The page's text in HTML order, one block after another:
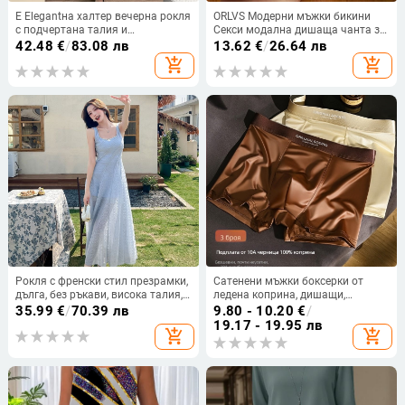
Е Elegantна халтер вечерна рокля
с подчертана талия и
прикриване на корема, дълга
рокля стил русалка за формални
събития
42.48 €/83.08 лв
add_shopping_cart
ORLVS Модерни мъжки бикини
Секси модална дишаща чанта за
корем с ниска талия Показани
големи бикини за мъже OR6205
13.62 €/26.64 лв
add_shopping_cart
Рокля с френски стил презрамки,
дълга, без ръкави, висока талия,
квадратно деколте
35.99 €/70.39 лв
add_shopping_cart
Сатенени мъжки боксерки от
ледена коприна, дишащи,
антибактериални, безшевни
9.80 - 10.20 €/
19.17 - 19.95 лв
add_shopping_cart